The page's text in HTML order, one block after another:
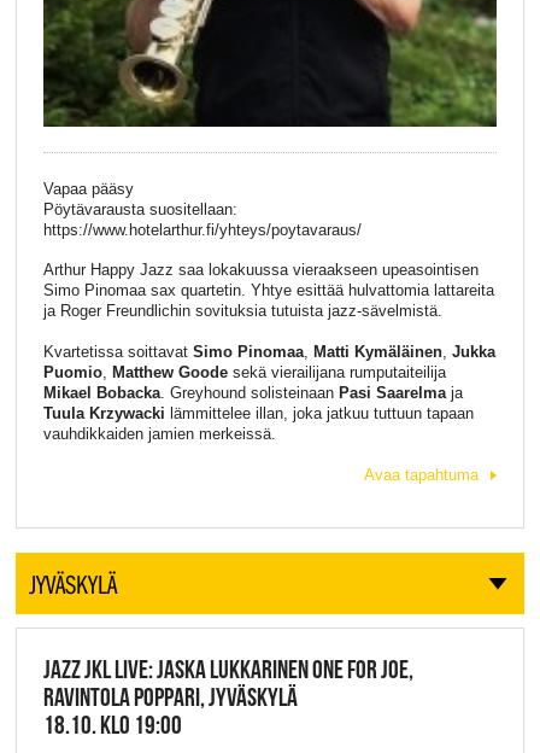
Vapaa pääsy
Pöytävarausta suositellaan:
https://www.hotelarthur.fi/yhteys/poytavaraus/
Arthur Happy Jazz saa lokakuussa vieraakseen upeasointisen
Simo Pinomaa sax quartetin. Yhtye esittää hulvattomia lattareita
ja Roger Freundlichin sovituksia tutuista jazz-sävelmistä.
Kvartetissa soittavat Simo Pinomaa, Matti Kymäläinen, Jukka
Puomio, Matthew Goodesekä vierailijana rumputaiteilija
Mikael Bobacka. Greyhound solisteinaan Pasi Saarelmaja
Tuula Krzywacki lämmittelee illan, joka jatkuu tuttuun tapaan
vauhdikkaiden jamien merkeissä.
Avaa tapahtuma
JYVÄSKYLÄ
JAZZ JKL LIVE: JASKA LUKKARINEN ONE FOR JOE,
RAVINTOLA POPPARI, JYVÄSKYLÄ
18.10. KLO 19:00